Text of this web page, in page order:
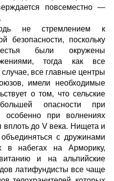
повсеместно —
не стремлением к
безопасности, поскольку
были окружены
тогда как все
все главные центры
имели необходимые
о том, что сельские
опасности при
при волнениях
вплоть до V века. Нищета и
с дружинами
в набегах на Арморику,
и на альпийские
латифундисты все чаще